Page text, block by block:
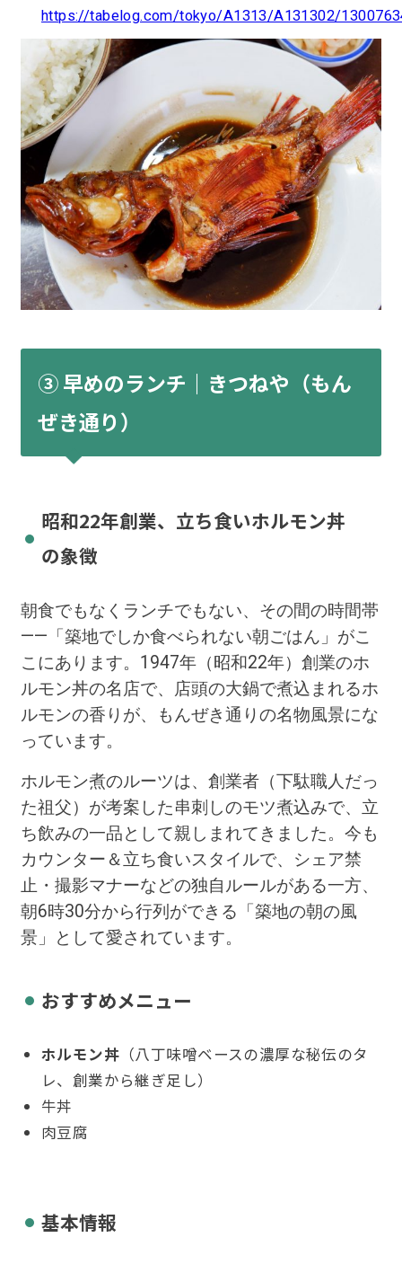
https://tabelog.com/tokyo/A1313/A131302/
③ 早めのランチ｜きつねや（もん
ぜき通り）
昭和22年創業、立ち食いホルモン丼
の象徴
朝食でもなくランチでもない、その間の時間帯
——「築地でしか食べられない朝ごはん」がこ
こにあります。1947年（昭和22年）創業のホ
ルモン丼の名店で、店頭の大鍋で煮込まれるホ
ルモンの香りが、もんぜき通りの名物風景にな
っています。
ホルモン煮のルーツは、創業者（下駄職人だっ
た祖父）が考案した串刺しのモツ煮込みで、立
ち飲みの一品として親しまれてきました。今も
カウンター＆立ち食いスタイルで、シェア禁
止・撮影マナーなどの独自ルールがある一方、
朝6時30分から行列ができる「築地の朝の風
景」として愛されています。
おすすめメニュー
ホルモン丼 （八丁味噌ベースの濃厚な秘伝のタ
レ、創業から継ぎ足し）
牛丼
肉豆腐
基本情報